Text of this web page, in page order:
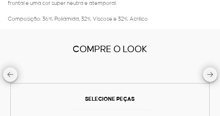
frontal e uma cor super neutra e atemporal.
Composição: 36% Poliamida, 32% Viscose e 32% Acrílico
COMPRE O LOOK
SELECIONE PEÇAS